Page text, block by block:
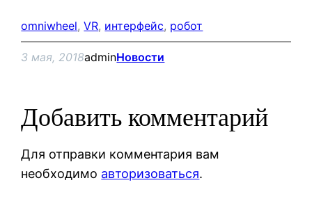
omniwheel, VR, интерфейс, робот
3 мая, 2018adminНовости
Добавить комментарий
Для отправки комментария вам
необходимо авторизоваться.